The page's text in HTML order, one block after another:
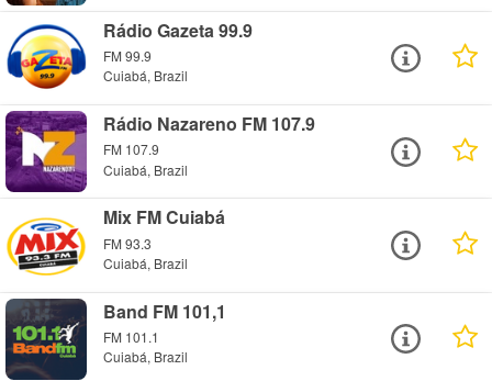
Rádio Gazeta 99.9
FM 99.9
Cuiabá, Brazil
Rádio Nazareno FM 107.9
FM 107.9
Cuiabá, Brazil
Mix FM Cuiabá
FM 93.3
Cuiabá, Brazil
Band FM 101,1
FM 101.1
Cuiabá, Brazil